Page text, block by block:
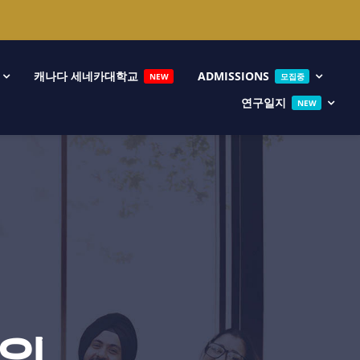
캐나다 세네카대학교 NEW ADMISSIONS 모집중
연구일지 NEW